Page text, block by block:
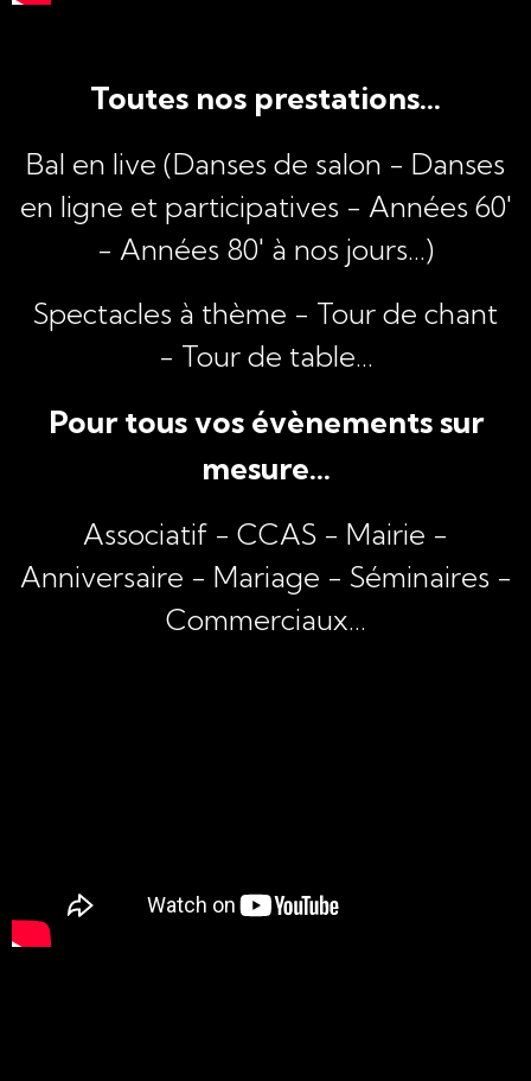
Toutes nos prestations...
Bal en live (Danses de salon - Danses
en ligne et participatives - Années 60'
- Années 80' à nos jours...)
Spectacles à thème - Tour de chant
- Tour de table...
Pour tous vos évènements sur
mesure...
Associatif - CCAS - Mairie -
Anniversaire - Mariage - Séminaires -
Commerciaux...